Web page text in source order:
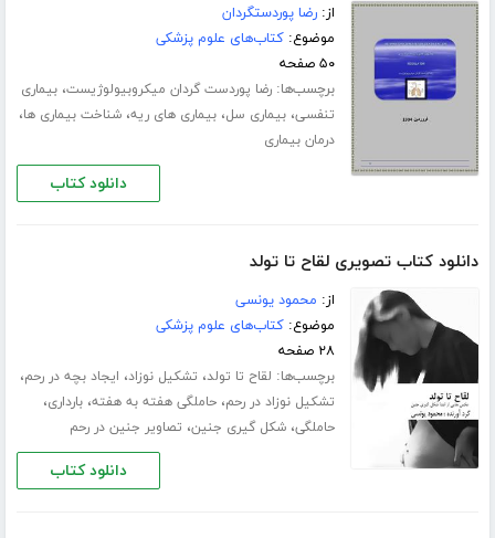
از:رضا پوردستگردان
موضوع:کتاب‌های علوم پزشکی
۵۰ صفحه
برچسب‌ها:رضا پوردست گردان میکروبیولوژیست،بیماری
تنفسی،بیماری سل،بیماری های ریه،شناخت بیماری ها،
درمان بیماری
دانلود کتاب
دانلود کتاب تصویری لقاح تا تولد
از: محمود یونسی
موضوع:کتاب‌های علوم پزشکی
۲۸ صفحه
برچسب‌ها: لقاح تا تولد، تشکیل نوزاد، ایجاد بچه در رحم،
تشکیل نوزاد در رحم،حاملگی هفته به هفته،بارداری،
حاملگی،شکل گیری جنین، تصاویر جنین در رحم
دانلود کتاب